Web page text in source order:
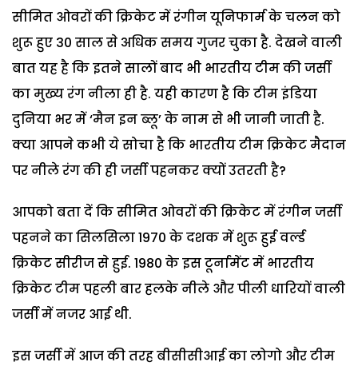
सीमित ओवरों की क्रिकेट में रंगीन यूनिफार्म के चलन को
शुरू हुए 30 साल से अधिक समय गुजर चुका है. देखने वाली
बात यह है कि इतने सालों बाद भी भारतीय टीम की जर्सी
का मुख्य रंग नीला ही है. यही कारण है कि टीम इंडिया
दुनिया भर में ‘मैन इन ब्लू’ के नाम से भी जानी जाती है.
क्या आपने कभी ये सोचा है कि भारतीय टीम क्रिकेट मैदान
पर नीले रंग की ही जर्सी पहनकर क्यों उतरती है?
आपको बता दें कि सीमित ओवरों की क्रिकेट में रंगीन जर्सी
पहनने का सिलसिला 1970 के दशक में शुरू हुई वर्ल्ड
क्रिकेट सीरीज से हुई. 1980 के इस टूर्नामेंट में भारतीय
क्रिकेट टीम पहली बार हलके नीले और पीली धारियों वाली
जर्सी में नजर आई थी.
इस जर्सी में आज की तरह बीसीसीआई का लोगो और टीम